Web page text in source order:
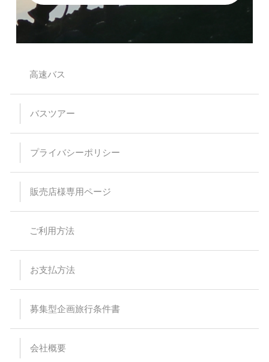
高速バス
バスツアー
プライバシーポリシー
販売店様専用ページ
ご利用方法
お支払方法
募集型企画旅行条件書
会社概要